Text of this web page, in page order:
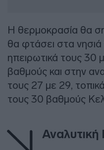
Η θερμοκρασία θα
θα φτάσει στα νησιά
ηπειρωτικά τους 30
βαθμούς και στην
τους 27 με 29,
τους 30 βαθμούς